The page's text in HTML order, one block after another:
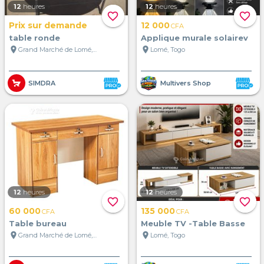
favorite_border
12 heures
Prix sur demande
table ronde
location_on
Grand Marché de Lomé, Lomé, Togo
SIMDRA
favorite_border
12 heures
12 000CFA
Applique murale solairev
location_on Lomé, Togo
Multivers Shop
favorite_border
12 heures
60 000CFA
Table bureau
location_on
Grand Marché de Lomé, Lomé, Togo
favorite_border
12 heures
135 000CFA
Meuble TV -Table Basse
location_on Lomé, Togo